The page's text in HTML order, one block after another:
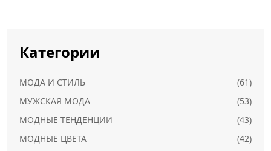
Категории
МОДА И СТИЛЬ
(61)
МУЖСКАЯ МОДА
(53)
МОДНЫЕ ТЕНДЕНЦИИ
(43)
МОДНЫЕ ЦВЕТА
(42)